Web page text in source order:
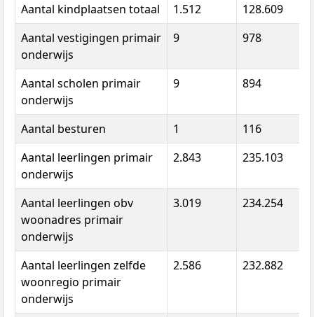
Aantal kindplaatsen totaal 1.512 128.609
Aantal vestigingen primair
onderwijs
9 978
Aantal scholen primair
onderwijs
9 894
Aantal besturen 1 116
Aantal leerlingen primair
onderwijs
2.843 235.103
Aantal leerlingen obv
woonadres primair
onderwijs
3.019 234.254
Aantal leerlingen zelfde
woonregio primair
onderwijs
2.586 232.882